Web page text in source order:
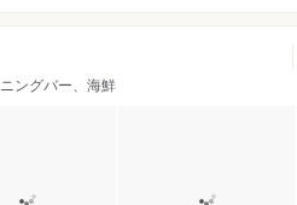
ングバー、海鮮